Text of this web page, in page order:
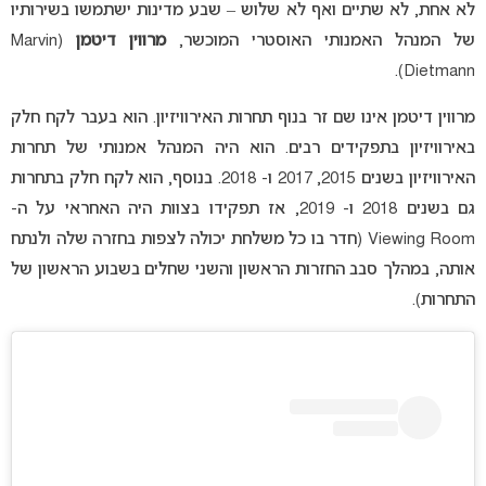
לא אחת, לא שתיים ואף לא שלוש – שבע מדינות ישתמשו בשירותיו
של המנהל האמנותי האוסטרי המוכשר,מרווין דיטמן
(Marvin
Dietmann).
מרווין דיטמן אינו שם זר בנוף תחרות האירוויזיון. הוא בעבר לקח חלק
באירוויזיון בתפקידים רבים.הוא היה המנהל אמנותי של תחרות
האירוויזיון בשנים 2015, 2017 ו- 2018.
בנוסף, הוא לקח חלק בתחרות
גם בשנים 2018 ו- 2019, אז תפקידו בצוות היה האחראי על ה-
Viewing Room (חדר בו כל משלחת יכולה לצפות בחזרה שלה ולנתח
אותה, במהלך סבב החזרות הראשון והשני שחלים בשבוע הראשון של
התחרות).